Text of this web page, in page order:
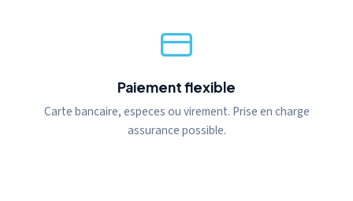
Paiement flexible
Carte bancaire, especes ou virement. Prise en charge
assurance possible.